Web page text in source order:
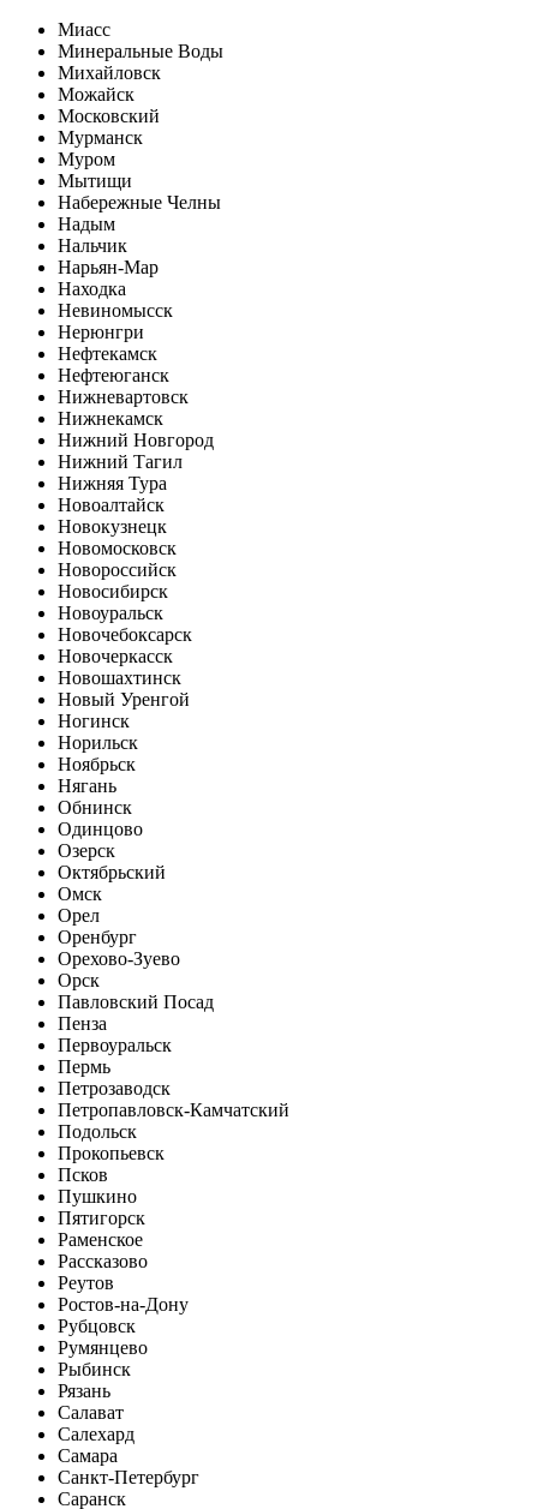
Миасс
Минеральные Воды
Михайловск
Можайск
Московский
Мурманск
Муром
Мытищи
Набережные Челны
Надым
Нальчик
Нарьян-Мар
Находка
Невиномысск
Нерюнгри
Нефтекамск
Нефтеюганск
Нижневартовск
Нижнекамск
Нижний Новгород
Нижний Тагил
Нижняя Тура
Новоалтайск
Новокузнецк
Новомосковск
Новороссийск
Новосибирск
Новоуральск
Новочебоксарск
Новочеркасск
Новошахтинск
Новый Уренгой
Ногинск
Норильск
Ноябрьск
Нягань
Обнинск
Одинцово
Озерск
Октябрьский
Омск
Орел
Оренбург
Орехово-Зуево
Орск
Павловский Посад
Пенза
Первоуральск
Пермь
Петрозаводск
Петропавловск-Камчатский
Подольск
Прокопьевск
Псков
Пушкино
Пятигорск
Раменское
Рассказово
Реутов
Ростов-на-Дону
Рубцовск
Румянцево
Рыбинск
Рязань
Салават
Салехард
Самара
Санкт-Петербург
Саранск